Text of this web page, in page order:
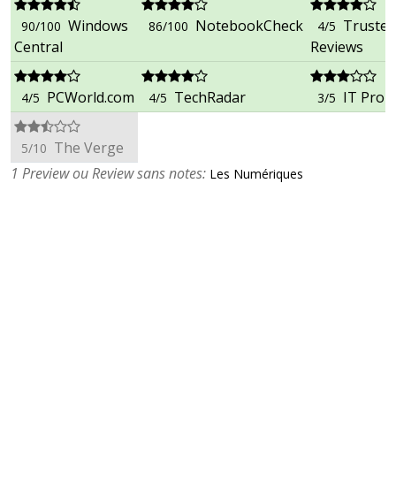
90/100 Windows
Central
86/100 NotebookCheck 4/5 Trusted
Reviews
4/5 PCWorld.com 4/5 TechRadar 3/5 IT Pro
5/10 The Verge
1 Preview ou Review sans notes: Les Numériques